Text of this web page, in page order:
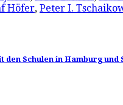
Höfer, Peter I.
Schulen in Hamburg und